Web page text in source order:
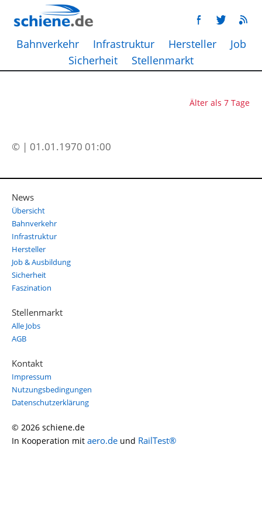
Bahnverkehr Infrastruktur Hersteller
Job
Sicherheit
Stellenmarkt
Älter als 7 Tage
© | 01.01.1970 01:00
News
Übersicht
Bahnverkehr
Infrastruktur
Hersteller
Job & Ausbildung
Sicherheit
Faszination
Stellenmarkt
Alle Jobs
AGB
Kontakt
Impressum
Nutzungsbedingungen
Datenschutzerklärung
© 2026 schiene.de
In Kooperation mit aero.de und RailTest®